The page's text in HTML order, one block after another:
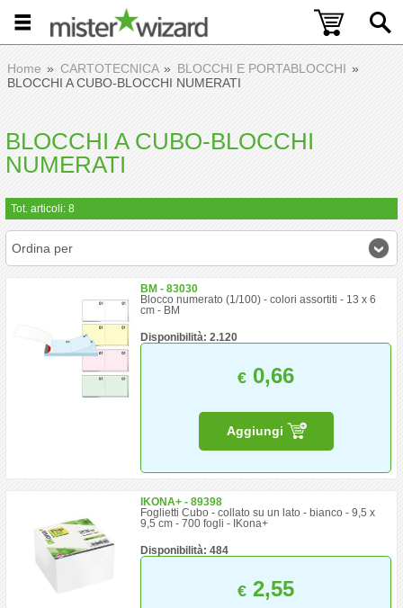
Home CARTOTECNICA
BLOCCHI E PORTABLOCCHI
BLOCCHI A CUBO-BLOCCHI NUMERATI
BLOCCHI A CUBO-BLOCCHI
NUMERATI
Tot. articoli: 8
Ordina per
BM - 83030
Blocco numerato (1/100) - colori assortiti - 13 x 6
cm - BM
Disponibilità: 2.120
€ 0,66
Aggiungi
IKONA+ - 89398
Foglietti Cubo - collato su un lato - bianco - 9,5 x
9,5 cm - 700 fogli - IKona+
Disponibilità: 484
€ 2,55